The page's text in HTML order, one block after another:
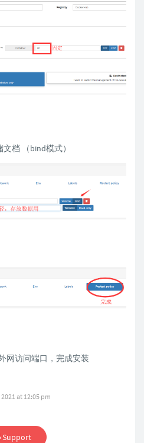
档 （bind模式）
网访问端口，完成安装
at 12:05 pm
Support